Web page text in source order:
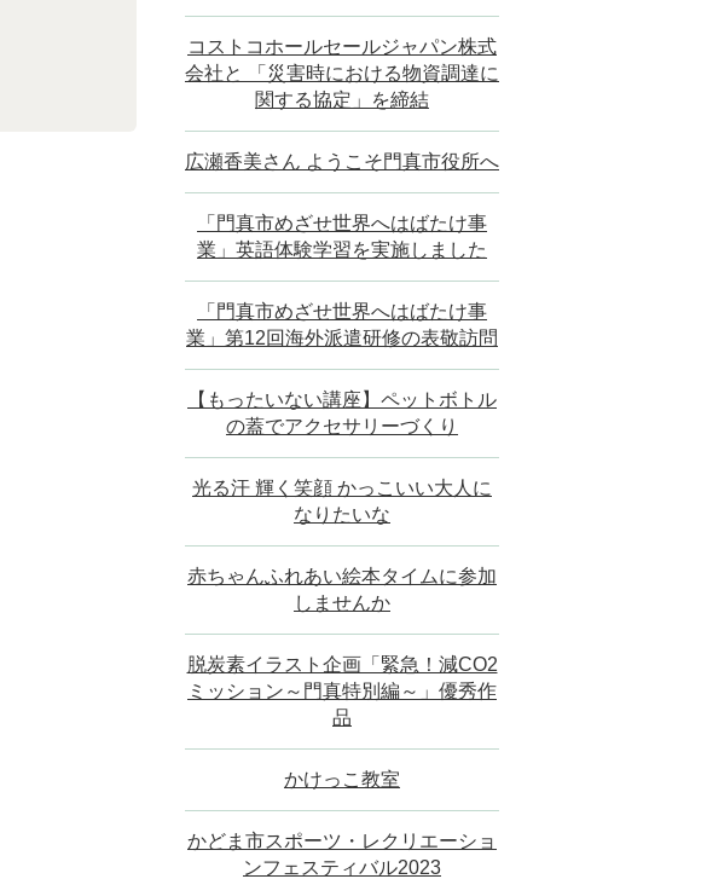
コストコホールセールジャパン株式
会社と 「災害時における物資調達に
関する協定」を締結
広瀬香美さん ようこそ門真市役所へ
「門真市めざせ世界へはばたけ事
業」英語体験学習を実施しました
「門真市めざせ世界へはばたけ事
業」第12回海外派遣研修の表敬訪問
【もったいない講座】ペットボトル
の蓋でアクセサリーづくり
光る汗 輝く笑顔 かっこいい大人に
なりたいな
赤ちゃんふれあい絵本タイムに参加
しませんか
脱炭素イラスト企画「緊急！減CO2
ミッション～門真特別編～」優秀作
品
かけっこ教室
かどま市スポーツ・レクリエーショ
ンフェスティバル2023